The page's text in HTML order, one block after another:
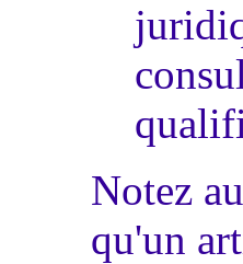
Notez
qu'un